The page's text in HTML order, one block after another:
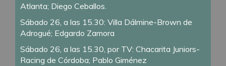
Atlanta; Diego Ceballos.
Sábado 26, a las 15.30: Villa Dálmine-Brown de
Adrogué; Edgardo Zamora
Sábado 26, a las 15.30, por TV: Chacarita Juniors-
Racing de Córdoba; Pablo Giménez